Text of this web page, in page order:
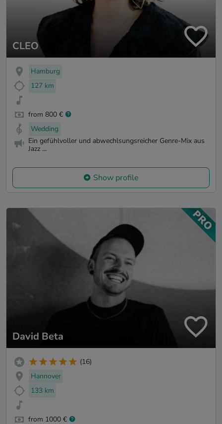
CLEO
Hamburg
127 km
from 800 €
Wedding
Ein gefühlvoller und abwechlsungsreicher Genre-Mix aus
Jazz ...
Show profile
David Beta
(16)
Hannover
133 km
from 1000 €